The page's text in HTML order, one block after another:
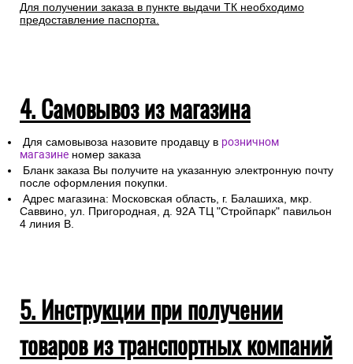
Для получении заказа в пункте выдачи ТК необходимо
предоставление паспорта.
4. Самовывоз из магазина
Для самовывоза назовите продавцу в розничном
магазине номер заказа
Бланк заказа Вы получите на указанную электронную почту
после оформления покупки.
Адрес магазина: Московская область, г. Балашиха, мкр.
Саввино, ул. Пригородная, д. 92А ТЦ "Стройпарк" павильон
4 линия В.
5. Инструкции при получении
товаров из транспортных компаний